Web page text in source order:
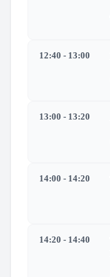
12:40 - 13:00
13:00 - 13:20
14:00 - 14:20
14:20 - 14:40